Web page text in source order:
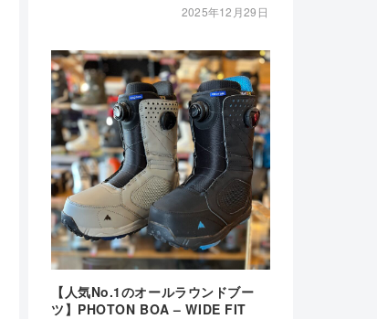
2025年12月29日
【人気No.1のオールラウンドブー
ツ】PHOTON BOA – WIDE FIT